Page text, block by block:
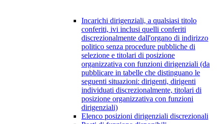
Incarichi dirigenziali, a qualsiasi titolo
conferiti, ivi inclusi quelli conferiti
discrezionalmente dall'organo di indirizzo
politico senza procedure pubbliche di
selezione e titolari di posizione
organizzativa con funzioni dirigenziali (da
pubblicare in tabelle che distinguano le
seguenti situazioni: dirigenti, dirigenti
individuati discrezionalmente, titolari di
posizione organizzativa con funzioni
dirigenziali)
Elenco posizioni dirigenziali discrezionali